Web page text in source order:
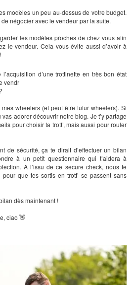
modèles un peu au-dessus de votre budget.
négocier avec le vendeur par la suite.
les modèles proches de chez vous afin
le vendeur. Cela vous évite aussi d’avoir à
d’une trottinette en très bon état
vendr
wheelers (et peut être futur wheelers). Si
adorer découvrir notre blog. Je t’y partage
pour choisir ta trott’, mais aussi pour rouler
de sécurité, ça te dirait d’effectuer un bilan
à un petit questionnaire qui t’aidera à
A l’issu de ce secure check, nous te
que tes sortis en trott’ se passent sans
dès maintenant !
ciao 👋